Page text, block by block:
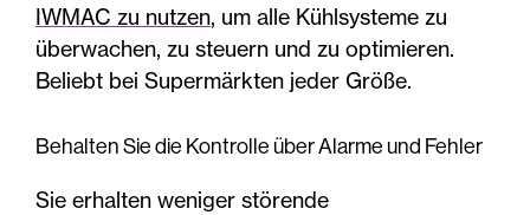
IWMAC zu nutzen, um alle Kühlsysteme zu
überwachen, zu steuern und zu optimieren.
Beliebt bei Supermärkten jeder Größe.
Behalten Sie die Kontrolle über Alarme und Fehler
Sie erhalten weniger störende